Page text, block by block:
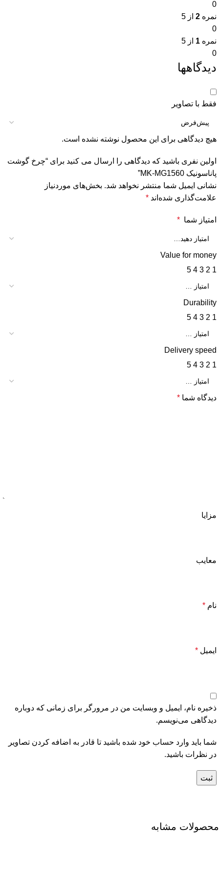
0
نمره 2 از 5
0
نمره 1 از 5
0
دیدگاهها
فقط با تصاویر
هیچ دیدگاهی برای این محصول نوشته نشده است.
اولین نفری باشید که دیدگاهی را ارسال می کنید برای “چرخ گوشت
پاناسونیک MK-MG1560”
نشانی ایمیل شما منتشر نخواهد شد. بخش‌های موردنیاز
علامت‌گذاری شده‌اند *
امتیاز شما *
Value for money
1
2
3
4
5
Durability
1
2
3
4
5
Delivery speed
1
2
3
4
5
دیدگاه شما *
مزایا
معایب
نام *
ایمیل *
ذخیره نام، ایمیل و وبسایت من در مرورگر برای زمانی که دوباره
دیدگاهی می‌نویسم.
شما باید وارد حساب خود شده باشید تا قادر به اضافه کردن تصاویر
در نظرات باشید.
محصولات مشابه